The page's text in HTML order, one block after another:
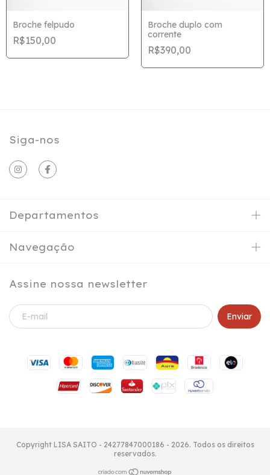
Broche felpudo
R$150,00
Broche duplo com
corrente
R$390,00
Siga-nos
Departamentos
Navegação
Assine nossa newsletter
Copyright LISA SAITO - 24277847000186 - 2026. Todos os direitos
reservados.